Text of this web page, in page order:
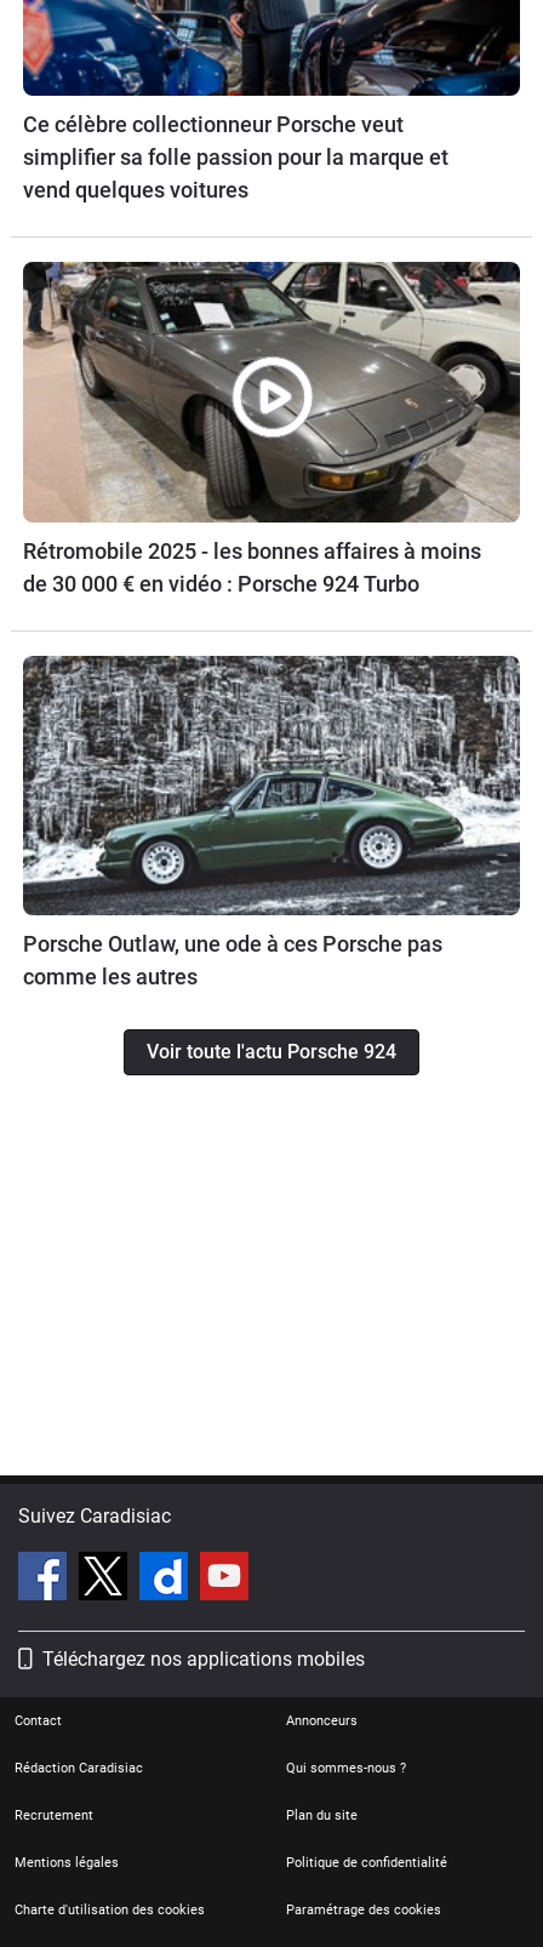
Ce célèbre collectionneur Porsche veut
simplifier sa folle passion pour la marque et
vend quelques voitures
Rétromobile 2025 - les bonnes affaires à moins
de 30 000 € en vidéo : Porsche 924 Turbo
Porsche Outlaw, une ode à ces Porsche pas
comme les autres
Voir toute l'actu Porsche 924
Suivez Caradisiac
Téléchargez nos applications mobiles
Contact Annonceurs
Rédaction Caradisiac Qui sommes-nous ?
Recrutement Plan du site
Mentions légales Politique de confidentialité
Charte d'utilisation des cookies Paramétrage des cookies